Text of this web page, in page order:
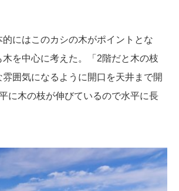
にはこのカシの木がポイントとな
木を中心に考えた。「2階だと木の枝
囲気になるように開口を天井まで開
に木の枝が伸びているので水平に長